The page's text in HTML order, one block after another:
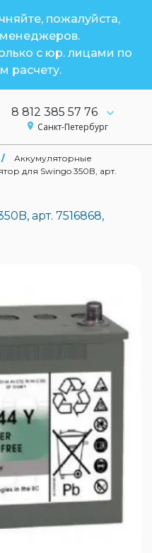
пожалуйста,
менеджеров.
с юр. лицами по
расчету.
8 812 385 57 76
Санкт-Петербург
/
Аккумуляторные
для Swingo 350B, арт.
арт. 7516868,